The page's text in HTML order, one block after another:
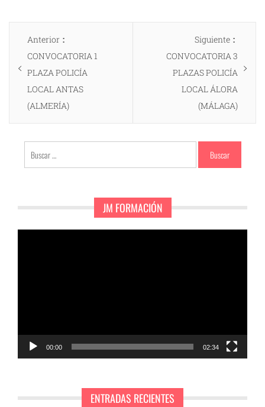
Navegación
entradas
Anterior
anterior:
CONVOCATORIA 1
PLAZA POLICÍA
LOCAL ANTAS
(ALMERÍA)
Siguiente
CONVOCATORIA 3
PLAZAS POLICÍA
LOCAL ÁLORA
(MÁLAGA)
Buscar:
JM FORMACIÓN
00:00 02:34
ENTRADAS RECIENTES